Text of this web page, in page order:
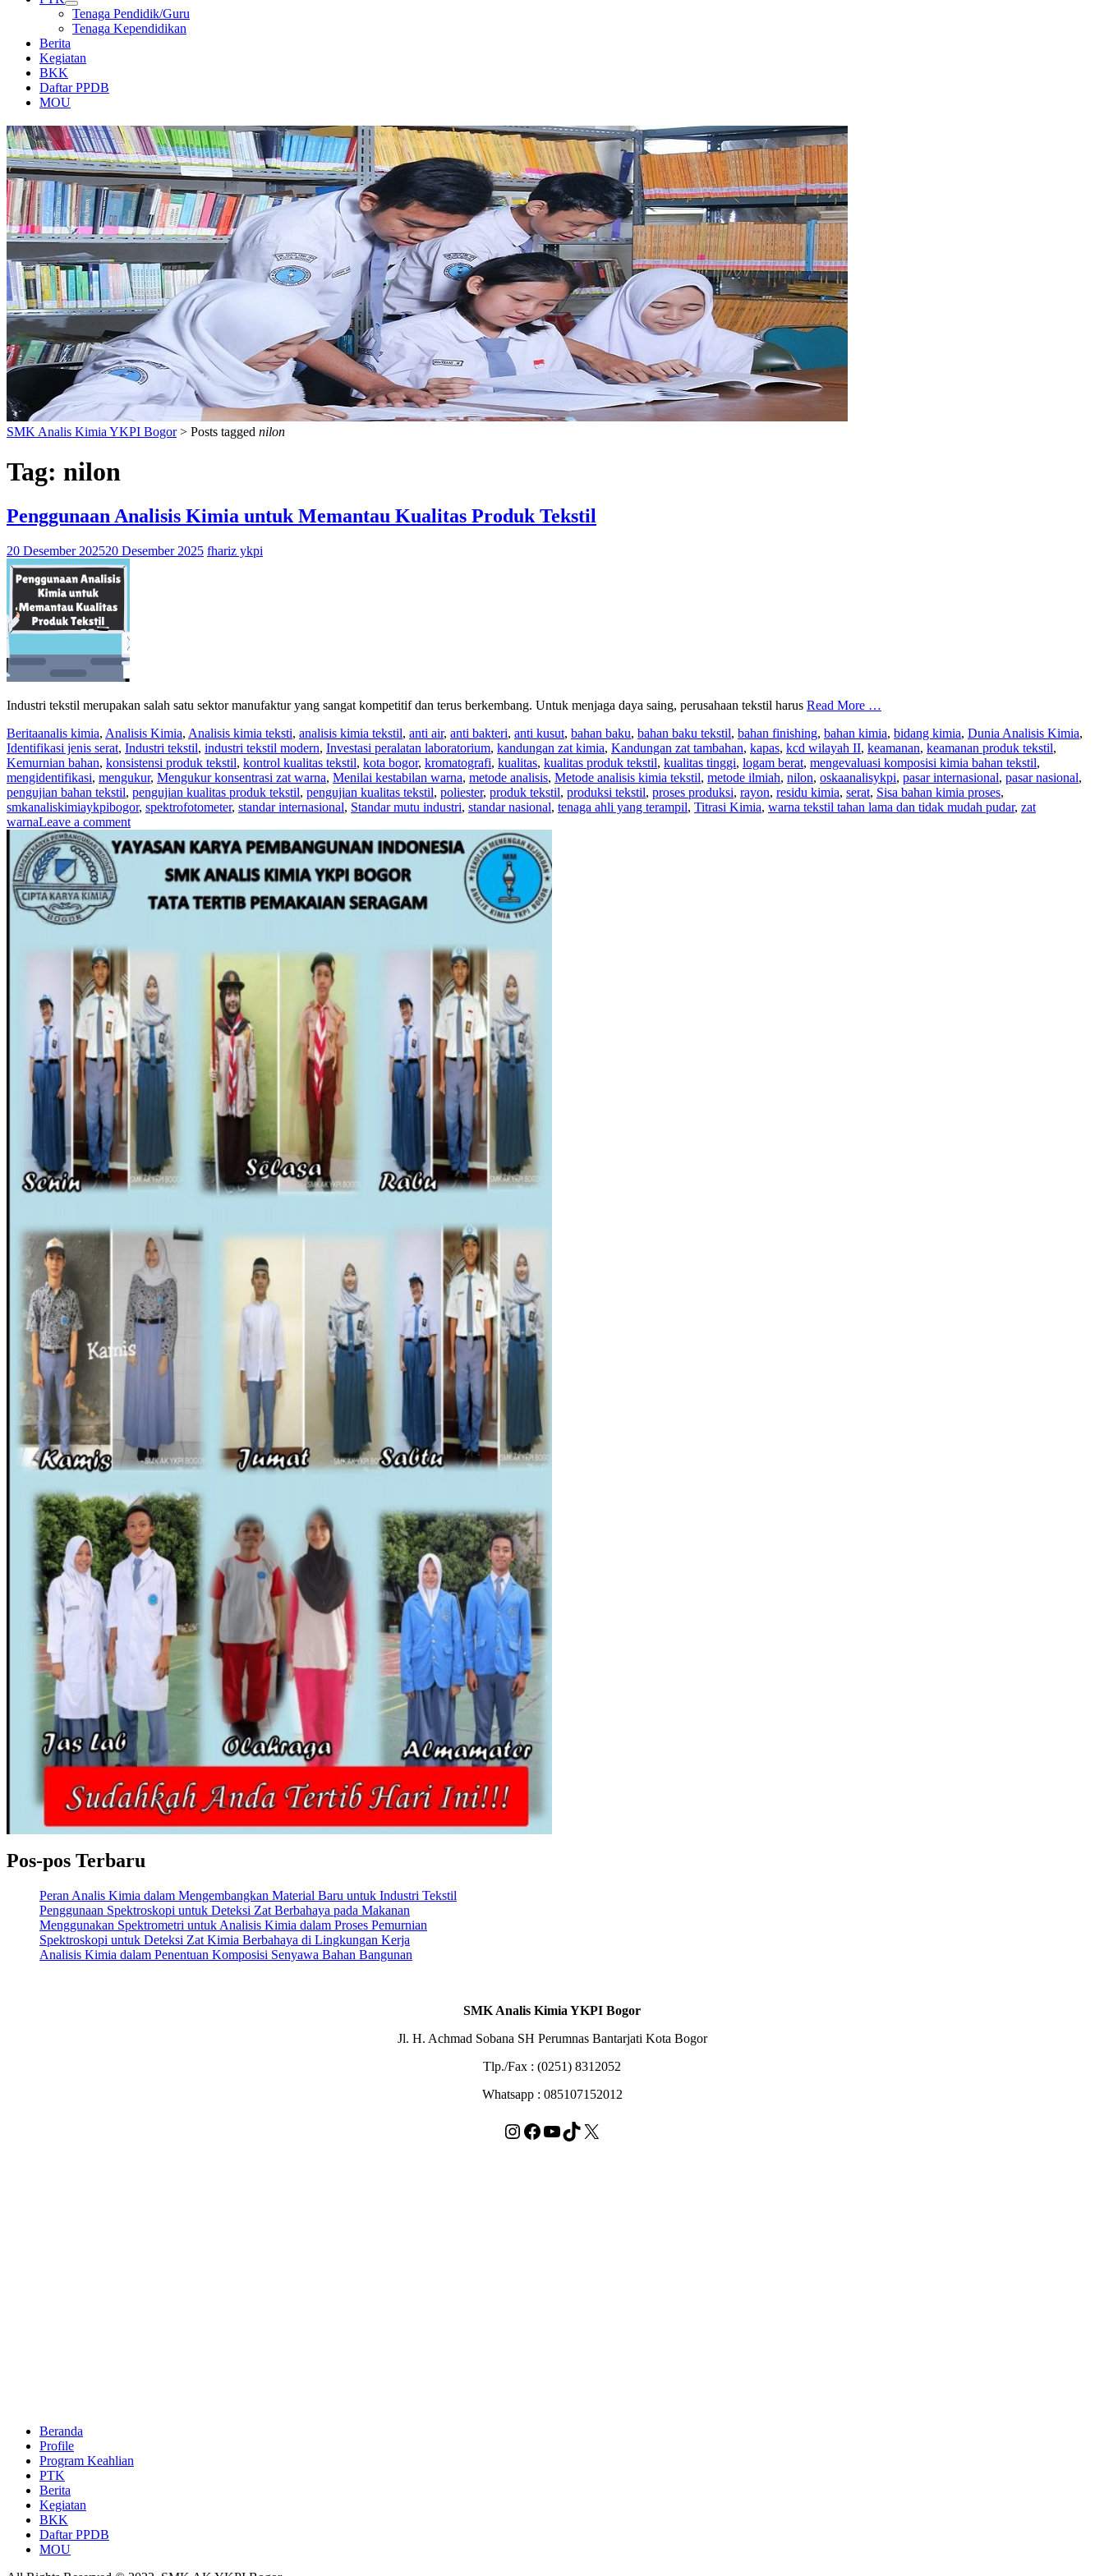
Tenaga Pendidik/Guru
Tenaga Kependidikan
Berita
Kegiatan
BKK
Daftar PPDB
MOU
PERPUSTAKAAN
SMK Analis Kimia YKPI Bogor> Posts tagged nilon
Tag: nilon
Penggunaan Analisis Kimia untuk Memantau Kualitas Produk Tekstil
20 Desember 202520 Desember 2025 fhariz ykpi
Industri tekstil merupakan salah satu sektor manufaktur yang sangat kompetitif dan terus berkembang. Untuk menjaga daya saing, perusahaan tekstil harus Read More …
Beritaanalis kimia, Analisis Kimia, Analisis kimia teksti, analisis kimia tekstil, anti air, anti bakteri, anti kusut, bahan baku, bahan baku tekstil, bahan finishing, bahan kimia, bidang kimia, Dunia Analisis Kimia,
Identifikasi jenis serat, Industri tekstil, industri tekstil modern, Investasi peralatan laboratorium, kandungan zat kimia, Kandungan zat tambahan, kapas, kcd wilayah II, keamanan, keamanan produk tekstil,
Kemurnian bahan, konsistensi produk tekstil, kontrol kualitas tekstil, kota bogor, kromatografi, kualitas, kualitas produk tekstil, kualitas tinggi, logam berat, mengevaluasi komposisi kimia bahan tekstil,
mengidentifikasi, mengukur, Mengukur konsentrasi zat warna, Menilai kestabilan warna, metode analisis, Metode analisis kimia tekstil, metode ilmiah, nilon, oskaanalisykpi, pasar internasional, pasar nasional,
pengujian bahan tekstil, pengujian kualitas produk tekstil, pengujian kualitas tekstil, poliester, produk tekstil, produksi tekstil, proses produksi, rayon, residu kimia, serat, Sisa bahan kimia proses,
smkanaliskimiaykpibogor, spektrofotometer, standar internasional, Standar mutu industri, standar nasional, tenaga ahli yang terampil, Titrasi Kimia, warna tekstil tahan lama dan tidak mudah pudar, zat
warnaLeave a comment
Pos-pos Terbaru
Peran Analis Kimia dalam Mengembangkan Material Baru untuk Industri Tekstil
Penggunaan Spektroskopi untuk Deteksi Zat Berbahaya pada Makanan
Menggunakan Spektrometri untuk Analisis Kimia dalam Proses Pemurnian
Spektroskopi untuk Deteksi Zat Kimia Berbahaya di Lingkungan Kerja
Analisis Kimia dalam Penentuan Komposisi Senyawa Bahan Bangunan
SMK Analis Kimia YKPI Bogor
Jl. H. Achmad Sobana SH Perumnas Bantarjati Kota Bogor
Tlp./Fax : (0251) 8312052
Whatsapp : 085107152012
Instagram
Facebook
YouTube
TikTok
X
Beranda
Profile
Program Keahlian
PTK
Berita
Kegiatan
BKK
Daftar PPDB
MOU